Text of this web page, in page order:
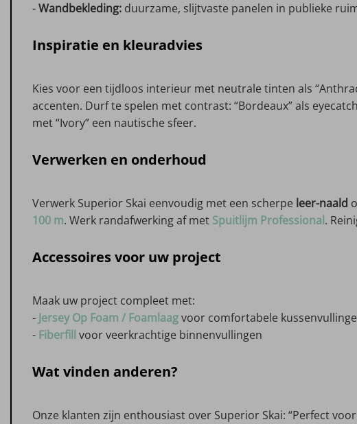
-Wandbekleding: duurzame, slijtvaste panelen in publieke
Inspiratie en kleuradvies
Kies voor een tijdloos interieur met neutrale tinten als
accenten. Durf te spelen met contrast: “Bordeaux” als
met “Ivory” een nautische sfeer.
Verwerken en onderhoud
Verwerk Superior Skai eenvoudig met een scherpe leer-naald
100 m. Werk randafwerking af met Spuitlijm Professional .
Accessoires voor uw project
Maak uw project compleet met:
- Jersey Op Foam / Foamlaagvoor comfortabele
- Fiberfill voor veerkrachtige binnenvullingen
Wat vinden anderen?
Onze klanten zijn enthousiast over Superior Skai: “Perfect